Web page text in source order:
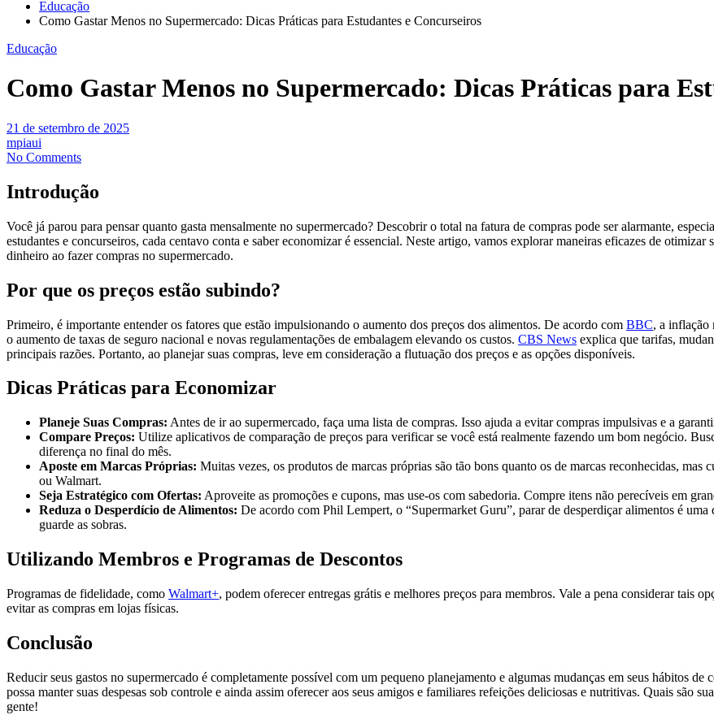
Educação
Como Gastar Menos no Supermercado: Dicas Práticas para Estudantes e Concurseiros
Educação
Como Gastar Menos no Supermercado: Dicas Práticas para
21 de setembro de 2025
mpiaui
No Comments
Introdução
Você já parou para pensar quanto gasta mensalmente no supermercado? Descobrir o total na fatura de compras pode ser alarmante,
estudantes e concurseiros, cada centavo conta e saber economizar é essencial. Neste artigo, vamos explorar maneiras eficazes de
dinheiro ao fazer compras no supermercado.
Por que os preços estão subindo?
Primeiro, é importante entender os fatores que estão impulsionando o aumento dos preços dos alimentos. De acordo com BBC, a inflação
o aumento de taxas de seguro nacional e novas regulamentações de embalagem elevando os custos. CBS News explica que tarifas,
principais razões. Portanto, ao planejar suas compras, leve em consideração a flutuação dos preços e as opções disponíveis.
Dicas Práticas para Economizar
Planeje Suas Compras: Antes de ir ao supermercado, faça uma lista de compras. Isso ajuda a evitar compras impulsivas e a
Compare Preços: Utilize aplicativos de comparação de preços para verificar se você está realmente fazendo um bom negócio.
diferença no final do mês.
Aposte em Marcas Próprias: Muitas vezes, os produtos de marcas próprias são tão bons quanto os de marcas reconhecidas,
ou Walmart.
Seja Estratégico com Ofertas: Aproveite as promoções e cupons, mas use-os com sabedoria. Compre itens não perecíveis em
Reduza o Desperdício de Alimentos: De acordo com Phil Lempert, o “Supermarket Guru”, parar de desperdiçar alimentos é
guarde as sobras.
Utilizando Membros e Programas de Descontos
Programas de fidelidade, como Walmart+, podem oferecer entregas grátis e melhores preços para membros. Vale a pena considerar tais
evitar as compras em lojas físicas.
Conclusão
Reducir seus gastos no supermercado é completamente possível com um pequeno planejamento e algumas mudanças em seus hábitos de
possa manter suas despesas sob controle e ainda assim oferecer aos seus amigos e familiares refeições deliciosas e nutritivas. Quais são
gente!